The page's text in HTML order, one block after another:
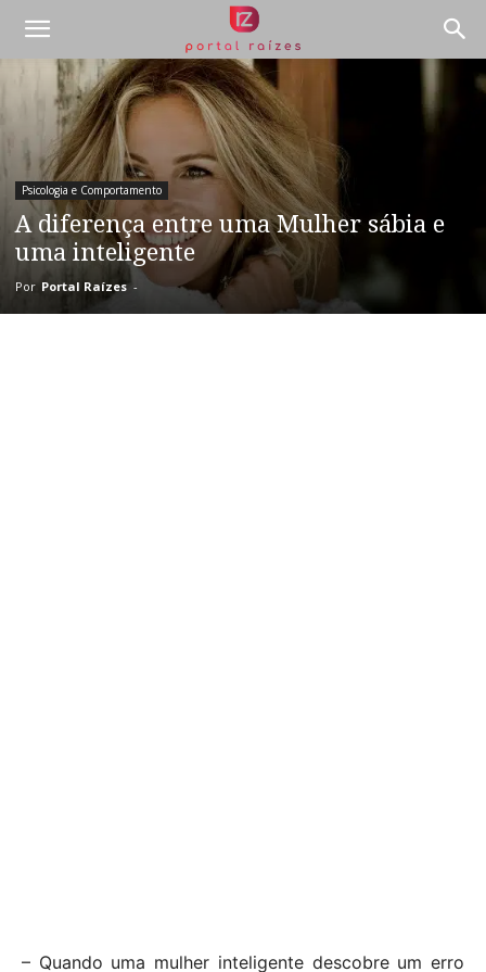
Psicologia e Comportamento
A diferença entre uma Mulher sábia e
uma inteligente
Por Portal Raízes -
– Quando uma mulher inteligente descobre um erro